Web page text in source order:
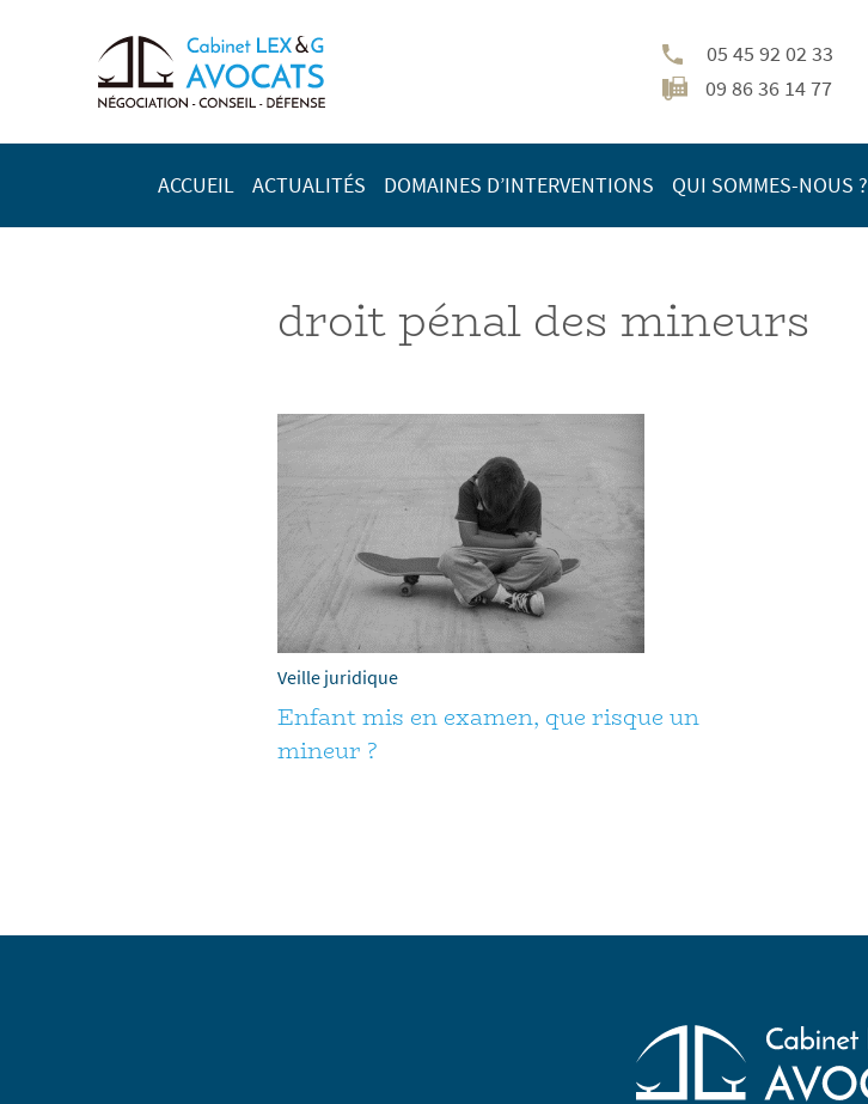
05 45 92 02 33
09 86 36 14 77
ACCUEIL ACTUALITÉS DOMAINES D’INTERVENTIONS QUI SOMMES-NOUS ?
droit pénal des mineurs
Veille juridique
Enfant mis en examen, que risque un
mineur ?